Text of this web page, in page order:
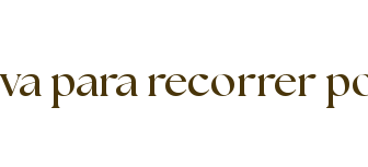
para recorrer